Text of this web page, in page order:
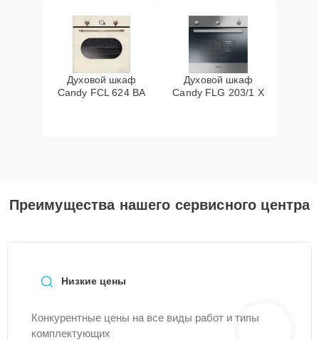
Духовой шкаф
Candy FCL 624 BA
Духовой шкаф
Candy FLG 203/1 X
Преимущества нашего сервисного центра
Низкие цены
Конкурентные цены на все виды работ и типы
комплектующих